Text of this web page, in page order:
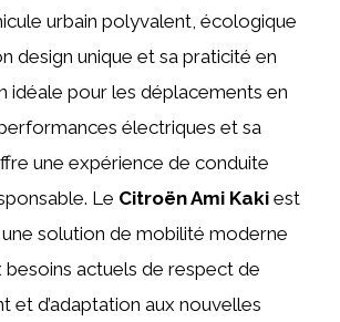
urbain polyvalent, écologique
design unique et sa praticité en
idéale pour les déplacements en
électriques et sa
une expérience de conduite
Le Citroën Ami Kaki est
solution de mobilité moderne
besoins actuels de respect de
et d’adaptation aux nouvelles